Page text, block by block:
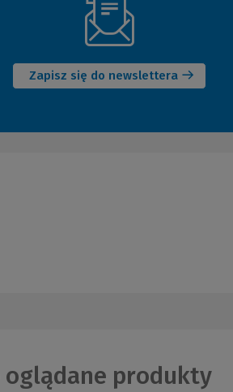
Zapisz się do newslettera
okno)
produkty